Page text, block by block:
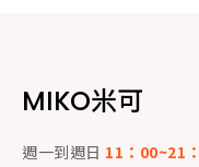
MIKO米可
週一到週日 11：00~21